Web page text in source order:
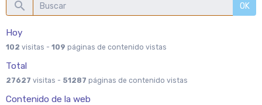
OK
Hoy
102 visitas - 109 páginas de contenido vistas
Total
27627 visitas - 51287 páginas de contenido vistas
Contenido de la web